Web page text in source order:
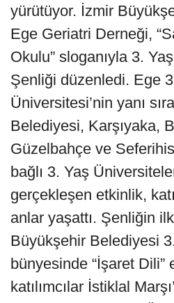
yürütüyor. İzmir
Ege Geriatri Derneği,
Okulu” sloganıyla 3.
Şenliği düzenledi. Ege
Üniversitesi’nin yanı
Belediyesi, Karşıyaka,
Güzelbahçe ve
bağlı 3. Yaş
gerçekleşen etkinlik,
anlar yaşattı. Şenliğin
Büyükşehir Belediyesi
bünyesinde “İşaret Dili”
katılımcılar İstiklal